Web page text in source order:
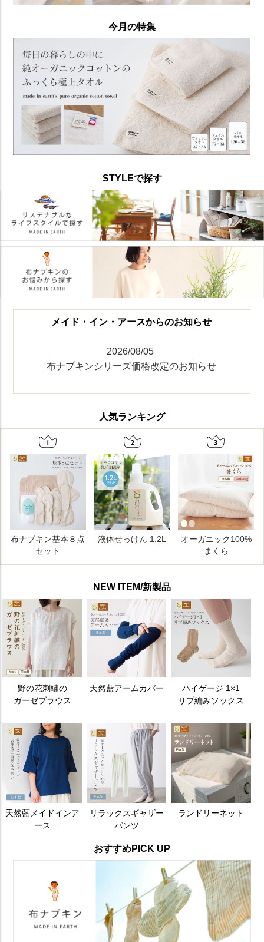
STYLEで探す
人気ランキング
NEW ITEM/新製品
おすすめPICK UP